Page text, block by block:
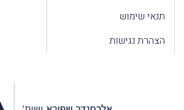
תנאי שימוש
הצהרת נגישות